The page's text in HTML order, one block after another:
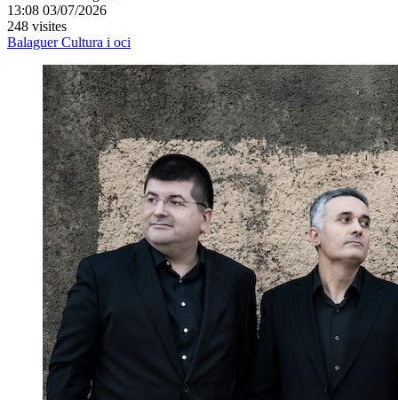
13:08 03/07/2026
248 visites
BalaguerCultura i oci